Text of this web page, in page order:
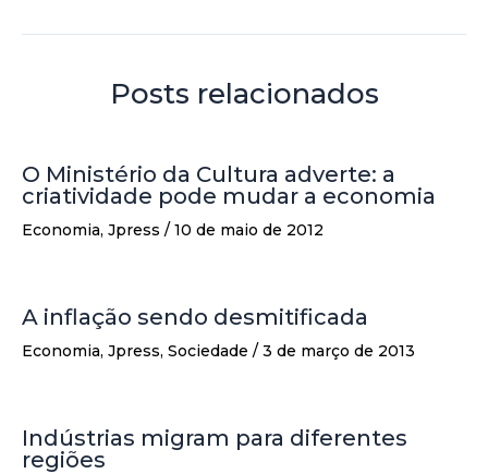
Posts relacionados
O Ministério da Cultura adverte: a
criatividade pode mudar a economia
Economia, Jpress / 10 de maio de 2012
A inflação sendo desmitificada
Economia, Jpress, Sociedade / 3 de março de 2013
Indústrias migram para diferentes
regiões